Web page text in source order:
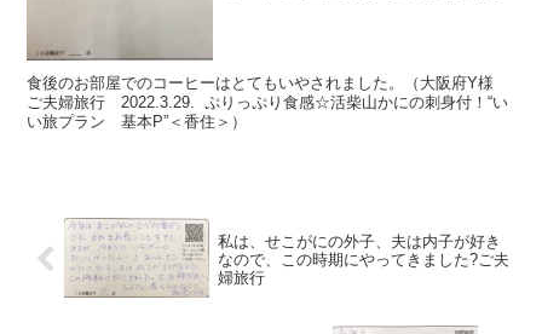
食後のお部屋でのコーヒーはとてもいやされました。（大阪府Y様
ご夫婦旅行 2022.3.29. ぷりっぷり食感☆活柴山かにの刺身付！“い
い旅プラン 基本P”＜香住＞）
私は、せこがにの外子、夫は内子が好き
なので、この時期にやってきました?ご夫
婦旅行